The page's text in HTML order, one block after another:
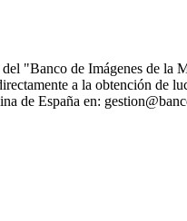
"Banco de Imágenes de
a la obtención de
de España en: